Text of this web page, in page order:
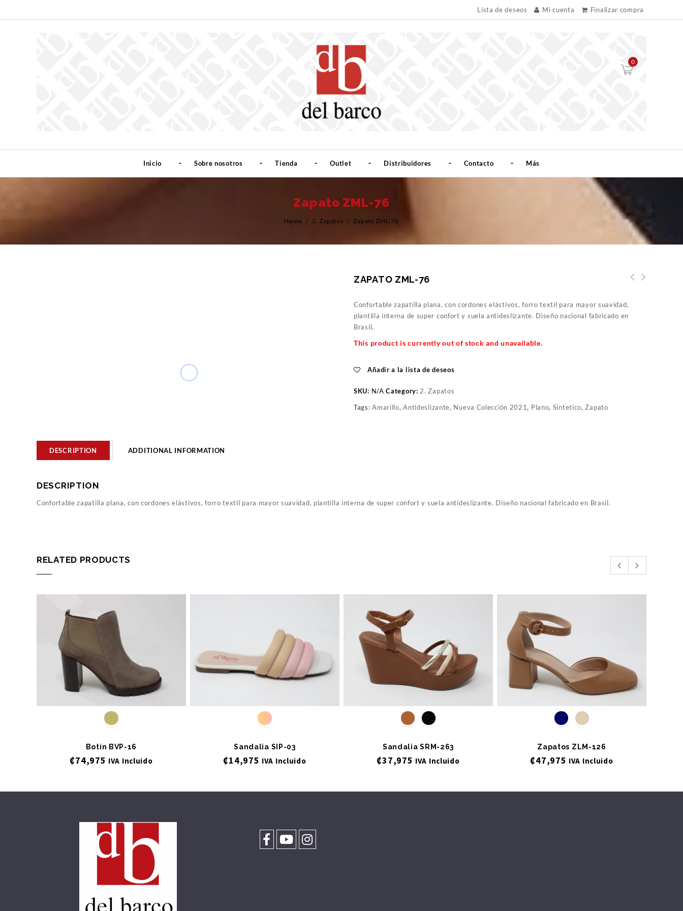
Lista de deseos Mi cuenta Finalizar compra
0
Inicio Sobre nosotros Tienda Outlet Distribuidores Contacto Más
Zapato ZML-76
Home / 2. Zapatos / Zapato ZML-76
ZAPATO ZML-76
Confortable zapatilla plana, con cordones elástivos, forro textil para mayor suavidad,
plantilla interna de super confort y suela antideslizante. Diseño nacional fabricado en
Brasil.
This product is currently out of stock and unavailable.
Añadir a la lista de deseos
SKU: N/A Category: 2. Zapatos
Tags:Amarillo,Antideslizante, Nueva Colección 2021, Plano, Sintetico,Zapato
DESCRIPTION ADDITIONAL INFORMATION
DESCRIPTION
Confortable zapatilla plana, con cordones elástivos, forro textil para mayor suavidad, plantilla interna de super confort y suela antideslizante. Diseño nacional fabricado en Brasil.
RELATED PRODUCTS
Botín BVP-16
₡74,975 IVA Incluido
Sandalia SIP-03
₡14,975 IVA Incluido
Sandalia SRM-263
₡37,975 IVA Incluido
Zapatos ZLM-126
₡47,975 IVA Incluido